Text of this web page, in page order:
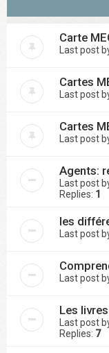
Carte
Last post
Cartes
Last post
Cartes
Last post
Agents:
Last post
Replies: 1
les
Last post
Last post
Les
Last post
Replies: 7